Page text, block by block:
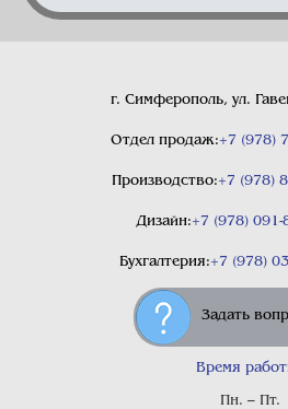
г. Симферополь, ул.
Отдел продаж:+7 (978)
Производство:+7 (978)
Дизайн:+7 (978) 091-
Бухгалтерия:+7 (978)
Задать
Время
Пн. – Пт.